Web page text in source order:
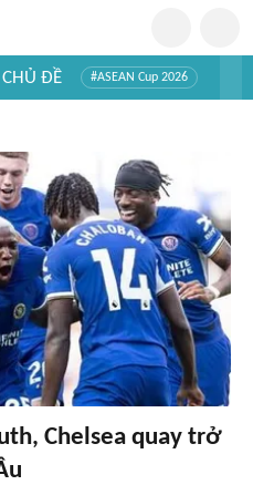
CHỦ ĐỀ #ASEAN Cup 2026
Chelsea quay trở